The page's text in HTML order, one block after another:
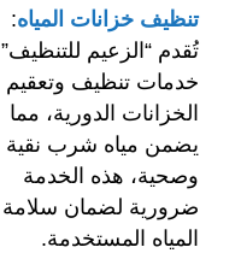
تنظيف خزانات المياه:
تُقدم “الزعيم للتنظيف”
خدمات تنظيف وتعقيم
الخزانات الدورية، مما
يضمن مياه شرب نقية
وصحية، هذه الخدمة
ضرورية لضمان سلامة
المياه المستخدمة.